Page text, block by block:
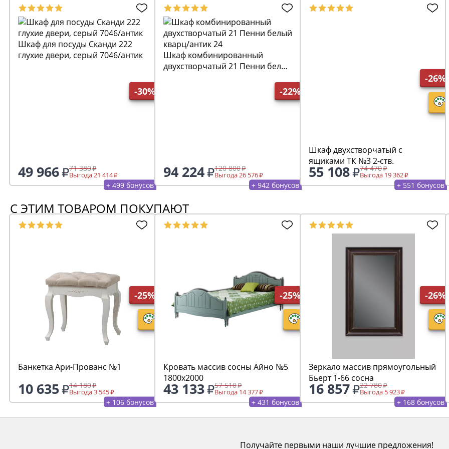
-30%
Шкаф для посуды Сканди 222
глухие двери, серый 7046/антик
49 966 71 380
Выгода 21 414
+ 499 бонусов
-22%
Шкаф комбинированный
двухстворчатый 21 Пенни белый
94 224 120 800
Выгода 26 576
+ 942 бонусов
-26%
Шкаф двухстворчатый с
ящиками ТК №3 2-ств.
55 108 74 470
Выгода 19 362
+ 551 бонусов
С ЭТИМ ТОВАРОМ ПОКУПАЮТ
-25%
Банкетка Ари-Прованс №1
10 635 14 180
Выгода 3 545
+ 106 бонусов
-25%
Кровать массив сосны Айно №5
1800х2000
43 133 57 510
Выгода 14 377
+ 431 бонусов
-26%
Зеркало массив прямоугольный
Бьерт 1-66 сосна
16 857 22 780
Выгода 5 923
+ 168 бонусов
Получайте первыми наши лучшие предложения!